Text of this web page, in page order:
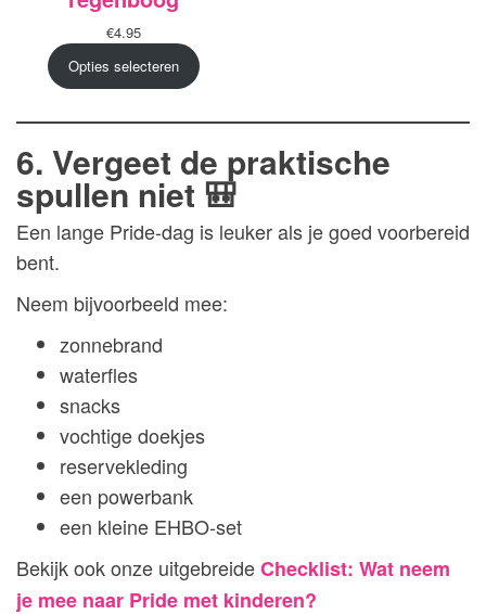
€4.95
Opties selecteren
6. Vergeet de praktische
spullen niet 🎒
Een lange Pride-dag is leuker als je goed voorbereid
bent.
Neem bijvoorbeeld mee:
zonnebrand
waterfles
snacks
vochtige doekjes
reservekleding
een powerbank
een kleine EHBO-set
Bekijk ook onze uitgebreideChecklist: Wat neem
je mee naar Pride met kinderen?